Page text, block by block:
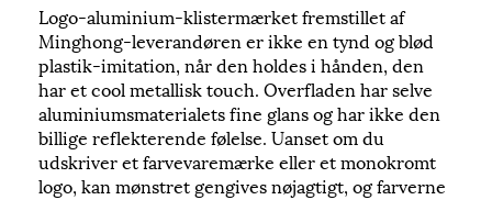
Logo-aluminium-klistermærket fremstillet af
Minghong-leverandøren er ikke en tynd og blød
plastik-imitation, når den holdes i hånden, den
har et cool metallisk touch. Overfladen har selve
aluminiumsmaterialets fine glans og har ikke den
billige reflekterende følelse. Uanset om du
udskriver et farvevaremærke eller et monokromt
logo, kan mønstret gengives nøjagtigt, og farverne